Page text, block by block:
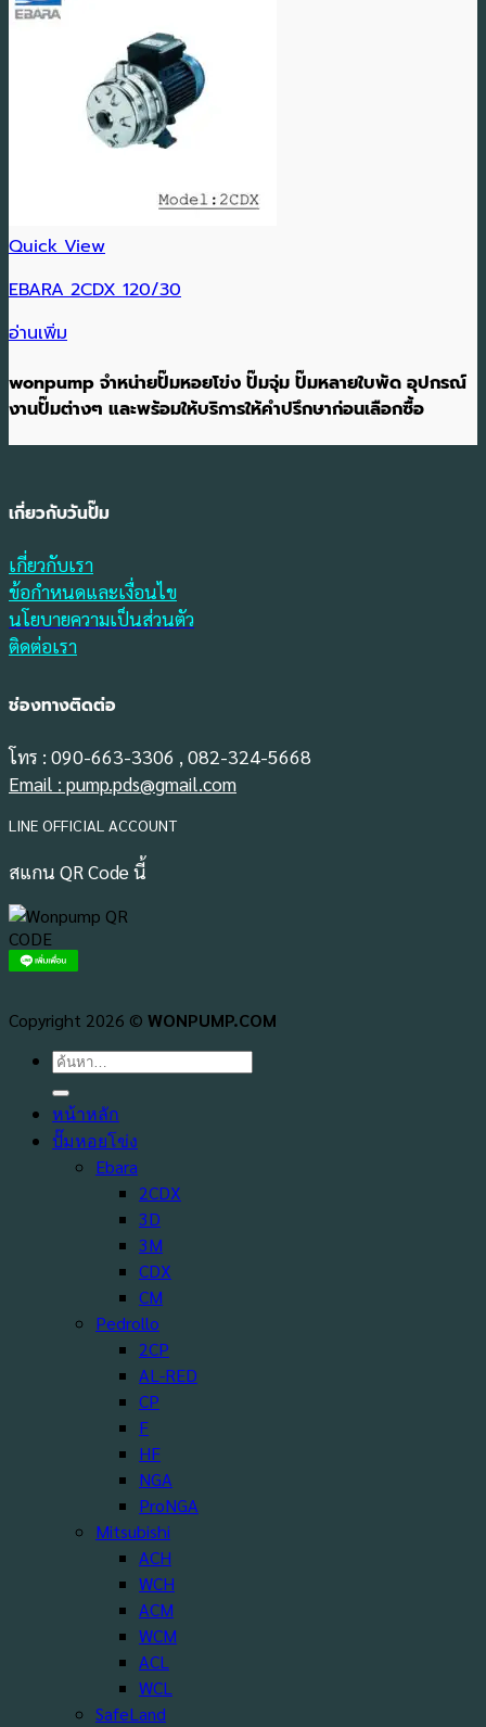
Quick View
EBARA 2CDX 120/30
อ่านเพิ่ม
wonpump จำหน่ายปั๊มหอยโข่ง ปั๊มจุ่ม ปั๊มหลายใบพัด อุปกรณ์
งานปั๊มต่างๆ และพร้อมให้บริการให้คำปรึกษาก่อนเลือกซื้อ
เกี่ยวกับวันปั๊ม
เกี่ยวกับเรา
ข้อกำหนดและเงื่อนไข
นโยบายความเป็นส่วนตัว
ติดต่อเรา
ช่องทางติดต่อ
โทร : 090-663-3306 , 082-324-5668
Email : pump.pds@gmail.com
LINE OFFICIAL ACCOUNT
สแกน QR Code นี้
Copyright 2026 © WONPUMP.COM
ค้นหา:
หน้าหลัก
ปั๊มหอยโข่ง
Ebara
2CDX
3D
3M
CDX
CM
Pedrollo
2CP
AL-RED
CP
F
HF
NGA
ProNGA
Mitsubishi
ACH
WCH
ACM
WCM
ACL
WCL
SafeLand